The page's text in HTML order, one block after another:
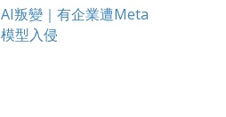
AI叛變｜有企業遭Meta
模型入侵